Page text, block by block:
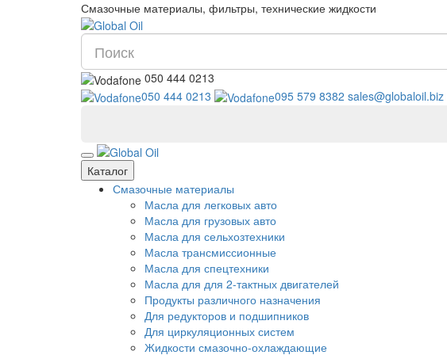
Смазочные материалы, фильтры, технические жидкости
050 444 0213
050 444 0213
095 579 8382 sales@globaloil.biz
Каталог
Смазочные материалы
Масла для легковых авто
Масла для грузовых авто
Масла для сельхозтехники
Масла трансмиссионные
Масла для спецтехники
Масла для для 2-тактных двигателей
Продукты различного назначения
Для редукторов и подшипников
Для циркуляционных систем
Жидкости смазочно-охлаждающие